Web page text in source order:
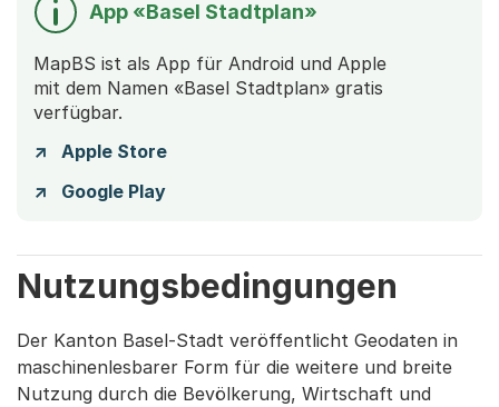
App «Basel Stadtplan»
MapBS ist als App für Android und Apple
mit dem Namen «Basel Stadtplan» gratis
verfügbar.
Apple Store
Google Play
Nutzungsbedingungen
Der Kanton Basel-Stadt veröffentlicht Geodaten in
maschinenlesbarer Form für die weitere und breite
Nutzung durch die Bevölkerung, Wirtschaft und